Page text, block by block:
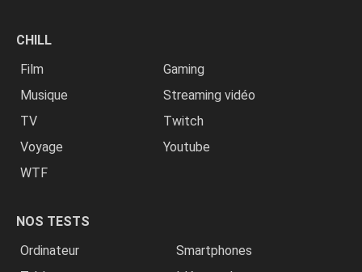
CHILL
Film
Gaming
Musique
Streaming vidéo
TV
Twitch
Voyage
Youtube
WTF
NOS TESTS
Ordinateur
Smartphones